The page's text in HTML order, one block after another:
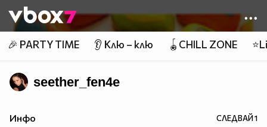
👾
🎉 PARTY TIME 👂 Клю – клю 🪀CHILL ZONE
seether_fen4e
Инфо СЛЕДВАЙ1